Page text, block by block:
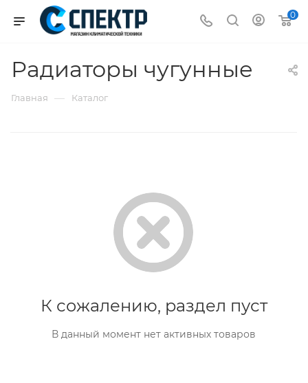
0
Радиаторы чугунные
Главная — Каталог
К сожалению, раздел пуст
В данный момент нет активных товаров